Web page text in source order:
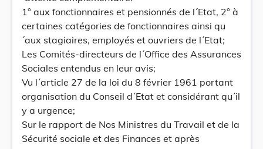
1° aux fonctionnaires et pensionnés de l´Etat, 2° à
certaines catégories de fonctionnaires ainsi qu
´aux stagiaires, employés et ouvriers de l´Etat;
Les Comités-directeurs de l´Office des Assurances
Sociales entendus en leur avis;
Vu l´article 27 de la loi du 8 février 1961 portant
organisation du Conseil d´Etat et considérant qu´il
y a urgence;
Sur le rapport de Nos Ministres du Travail et de la
Sécurité sociale et des Finances et après